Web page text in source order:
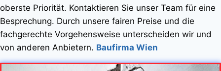
oberste Priorität. Kontaktieren Sie unser Team für eine
Besprechung. Durch unsere fairen Preise und die
fachgerechte Vorgehensweise unterscheiden wir und
von anderen Anbietern. Baufirma Wien